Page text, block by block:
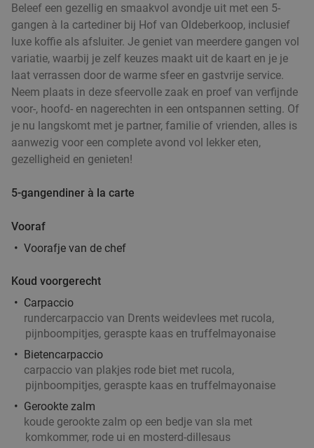
Beleef een gezellig en smaakvol avondje uit met een 5-
gangen à la cartediner bij Hof van Oldeberkoop, inclusief
luxe koffie als afsluiter. Je geniet van meerdere gangen vol
variatie, waarbij je zelf keuzes maakt uit de kaart en je je
laat verrassen door de warme sfeer en gastvrije service.
Neem plaats in deze sfeervolle zaak en proef van verfijnde
voor-, hoofd- en nagerechten in een ontspannen setting. Of
je nu langskomt met je partner, familie of vrienden, alles is
aanwezig voor een complete avond vol lekker eten,
gezelligheid en genieten!
5-gangendiner à la carte
Vooraf
Voorafje van de chef
Koud voorgerecht
Carpaccio
rundercarpaccio van Drents weidevlees met rucola,
pijnboompitjes, geraspte kaas en truffelmayonaise
Bietencarpaccio
carpaccio van plakjes rode biet met rucola,
pijnboompitjes, geraspte kaas en truffelmayonaise
Gerookte zalm
koude gerookte zalm op een bedje van sla met
komkommer, rode ui en mosterd-dillesaus